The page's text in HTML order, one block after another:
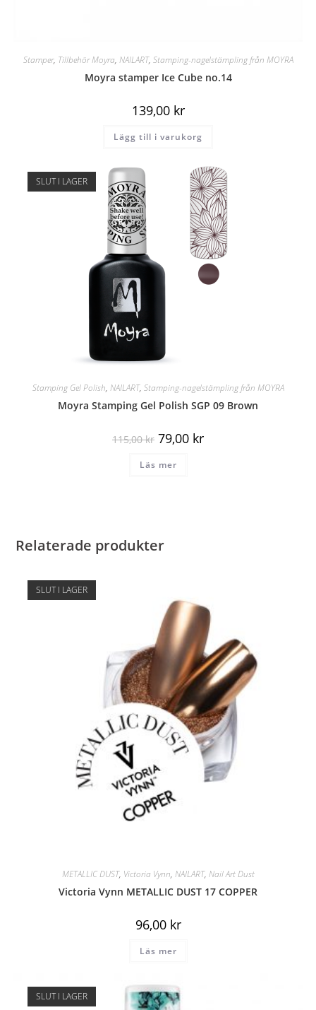
Stamper, Tillbehör Moyra, NAILART, Stamping-nagelstämpling från MOYRA
Moyra stamper Ice Cube no.14
139,00 kr
Lägg till i varukorg
SLUT I LAGER
Stamping Gel Polish, NAILART, Stamping-nagelstämpling från MOYRA
Moyra Stamping Gel Polish SGP 09 Brown
115,00kr 79,00 kr
Läs mer
Relaterade produkter
SLUT I LAGER
METALLIC DUST, Victoria Vynn, NAILART, Nail Art Dust
Victoria Vynn METALLIC DUST 17 COPPER
96,00 kr
Läs mer
SLUT I LAGER